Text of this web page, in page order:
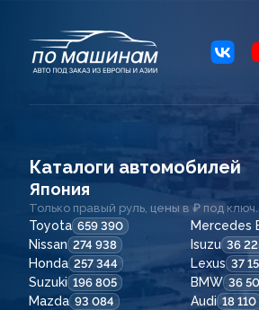
Каталоги автомобилей
Япония
Только правый руль, цены в ₽ под ключ.
Toyota 659 390 Mercedes
Nissan 274 938 Isuzu 36
Honda 257 344 Lexus 37
Suzuki 196 805 BMW 36
Mazda 93 084 Audi 18 110